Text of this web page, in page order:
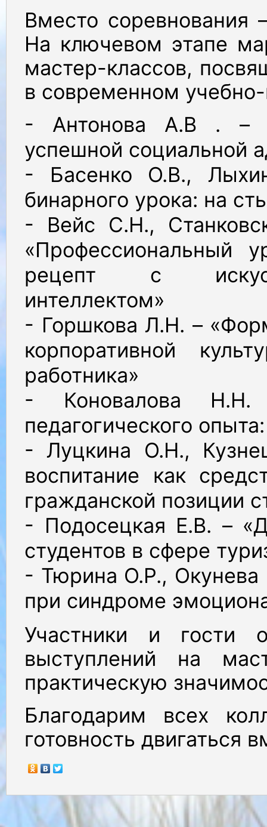
Вместо соревнования
На ключевом этапе
мастер-классов,
в современном
- Антонова А.В . –
успешной социальной
- Басенко О.В.,
бинарного урока: на
- Вейс С.Н.,
«Профессиональный
рецепт с
интеллектом»
- Горшкова Л.Н. –
корпоративной
работника»
- Коновалова
педагогического
- Луцкина О.Н.,
воспитание как
гражданской позиции
- Подосецкая Е.В. –
студентов в сфере
- Тюрина О.Р.,
при синдроме
Участники и гости
выступлений на
практическую
Благодарим всех
готовность двигаться